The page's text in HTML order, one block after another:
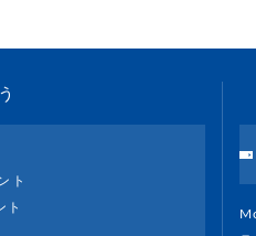
ト
ト